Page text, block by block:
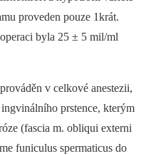
proveden pouze 1krát.
byla 25 ± 5 mil/ml
v celkové anestezii,
prsten­ce, kterým
(fascia m. obliqui externi
funiculus spermaticus do